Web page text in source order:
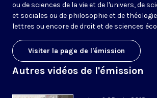
ou de sciences de la vie et de l'univers, de
et sociales ou de philosophie et de
lettres ou encore de droit et de sciences
Visiter la page de l'émission
Autres vidéos de l'émission